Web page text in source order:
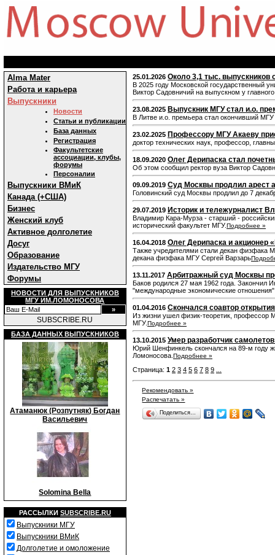
Alma Mater
Работа и карьера
Выпускники
Новости
Статьи и публикации
База данных
Регистрация
Факультетские
ассоциации, клубы,
форумы
Персоналии
Выпускники ВМиК
Канада (+США)
Бизнес
Женский клуб
Активное долголетие
Досуг
Образование
Издательство МГУ
Форумы
НОВОСТИ ДЛЯ ВЫПУСКНИКОВ
МГУ ИМ.ЛОМОНОСОВА
SUBSCRIBE.RU
БАЗА ДАННЫХ ВЫПУСКНИКОВ
Атаманюк (Розпутняк) Богдан
Васильевич
Solomina Bella
РАССЫЛКИ SUBSCRIBE.RU
Выпускники МГУ
Выпускники ВМиК
Долголетие и омоложение
25.01.2026 Около 3,1 тыс. выпускников
В 2025 году Московской государственный
Виктор Садовничий на выпускном у
23.08.2025 Выпускник МГУ стал и.о.
В Литве и.о. премьера стал окончивший
23.02.2025 Профессору МГУ Акаеву
доктор технических наук, профессор,
18.09.2020 Олег Дерипаска стал
Об этом сообщил ректор вуза Виктор
09.09.2019 Суд Москвы продлил арест
Головинский суд Москвы продлил до 7
29.07.2019 Историк и тележурналист
Владимир Кара-Мурза - старший -
исторический факультет МГУ.Подробнее »
16.04.2018 Олег Дерипаска и акционер
Также учредителями стали декан физфака
декана физфака МГУ Сергей Варзарь
13.11.2017 Арбитражный суд Москвы
Баков родился 27 мая 1962 года. Закончил
"международные экономические
01.04.2016 Скончался соавтор
Из жизни ушел физик-теоретик, профессор
МГУ.Подробнее »
13.10.2015 Умер разработчик
Юрий Шенфинкель скончался на 89-м году
Ломоносова. Подробнее »
Страница: 1 2 3 4 5 6 7 8 9
Рекомендовать »
Распечатать »
Поделиться…